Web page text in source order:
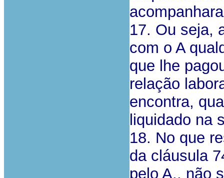
17. Ou seja,
com o A
que lhe
relação
encontra,
liquidado na
18. No que
da cláusula
pelo A., não